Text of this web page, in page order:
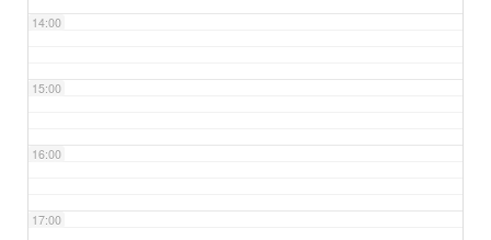
14:00
15:00
16:00
17:00